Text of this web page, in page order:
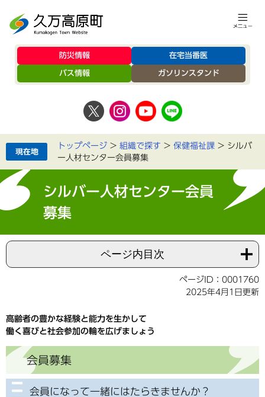
防災情報 在宅当番医
バス情報 ガソリンスタンド
トップページ > 組織で探す > 保健福祉課 > シルバ
ー人材センター会員募集
シルバー人材センター会員
募集
ページ内目次
ページID：0001760
2025年4月1日更新
高齢者の豊かな経験と能力を生かして
働く喜びと社会参加の輪を広げましょう
会員募集
会員になって一緒にはたらきませんか？